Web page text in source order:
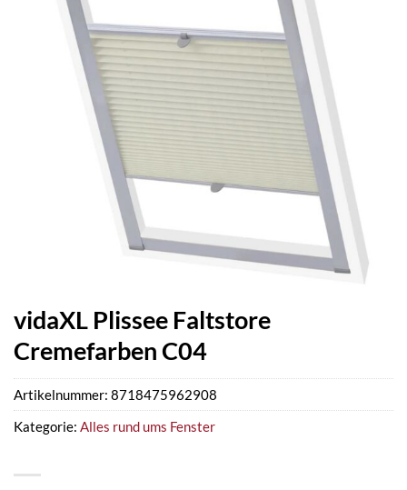
vidaXL Plissee Faltstore
Cremefarben C04
Artikelnummer: 8718475962908
Kategorie: Alles rund ums Fenster